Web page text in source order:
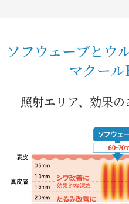
ソフウェーブと ウ
マクー
照射エリア、効果